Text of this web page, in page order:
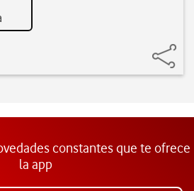
constantes que te ofrece
la app